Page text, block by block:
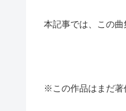
本記事では、この曲
※この作品はまだ著